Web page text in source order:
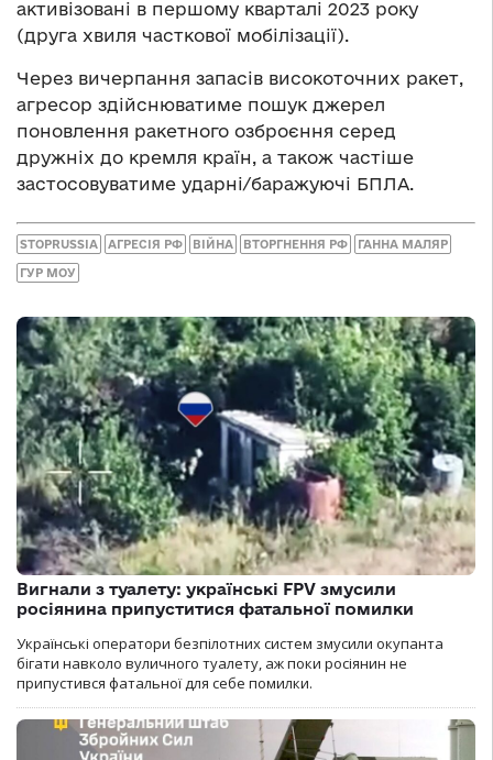
активізовані в першому кварталі 2023 року
(друга хвиля часткової мобілізації).
Через вичерпання запасів високоточних ракет,
агресор здійснюватиме пошук джерел
поновлення ракетного озброєння серед
дружніх до кремля країн, а також частіше
застосовуватиме ударні/баражуючі БПЛА.
STOPRUSSIA АГРЕСІЯ РФ ВІЙНА ВТОРГНЕННЯ РФ ГАННА МАЛЯР
ГУР МОУ
Вигнали з туалету: українські FPV змусили
росіянина припуститися фатальної помилки
Українські оператори безпілотних систем змусили окупанта
бігати навколо вуличного туалету, аж поки росіянин не
припустився фатальної для себе помилки.